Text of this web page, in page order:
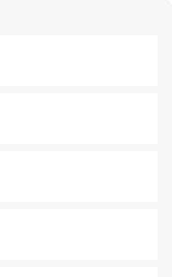
楽しめる外せないスポット